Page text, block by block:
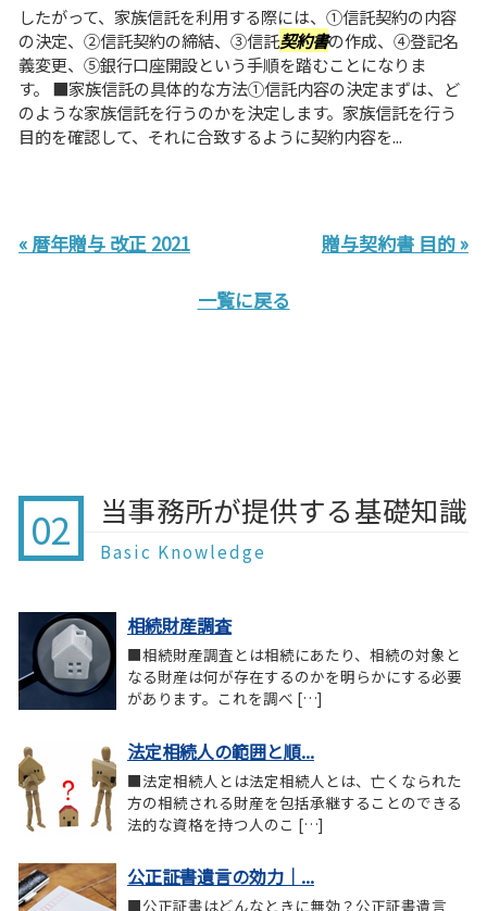
したがって、家族信託を利用する際には、①信託契約の内容
の決定、②信託契約の締結、③信託契約書の作成、④登記名
義変更、⑤銀行口座開設という手順を踏むことになりま
す。 ■家族信託の具体的な方法①信託内容の決定まずは、ど
のような家族信託を行うのかを決定します。家族信託を行う
目的を確認して、それに合致するように契約内容を...
« 暦年贈与 改正 2021 贈与契約書 目的 »
一覧に戻る
02 当事務所が提供する基礎知識
Basic Knowledge
相続財産調査
■相続財産調査とは相続にあたり、相続の対象と
なる財産は何が存在するのかを明らかにする必要
があります。これを調べ […]
法定相続人の範囲と順...
■法定相続人とは法定相続人とは、亡くなられた
方の相続される財産を包括承継することのできる
法的な資格を持つ人のこ […]
公正証書遺言の効力｜...
■公正証書はどんなときに無効？公正証書遺言